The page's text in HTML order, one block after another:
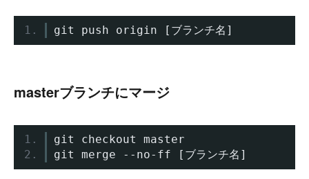
git push origin [ブランチ名]
masterブランチにマージ
git checkout master
git merge
-- no- ff [ブランチ名]